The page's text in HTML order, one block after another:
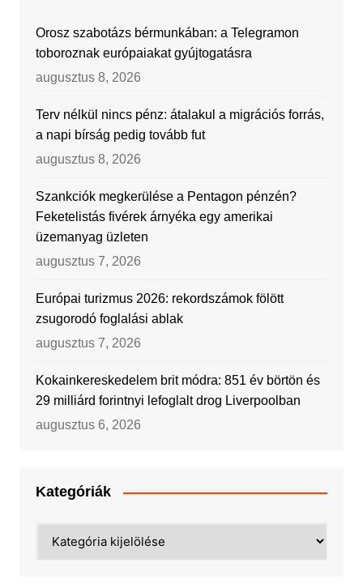
Orosz szabotázs bérmunkában: a Telegramon
toboroznak európaiakat gyújtogatásra
augusztus 8, 2026
Terv nélkül nincs pénz: átalakul a migrációs forrás,
a napi bírság pedig tovább fut
augusztus 8, 2026
Szankciók megkerülése a Pentagon pénzén?
Feketelistás fivérek árnyéka egy amerikai
üzemanyag üzleten
augusztus 7, 2026
Európai turizmus 2026: rekordszámok fölött
zsugorodó foglalási ablak
augusztus 7, 2026
Kokainkereskedelem brit módra: 851 év börtön és
29 milliárd forintnyi lefoglalt drog Liverpoolban
augusztus 6, 2026
Kategóriák